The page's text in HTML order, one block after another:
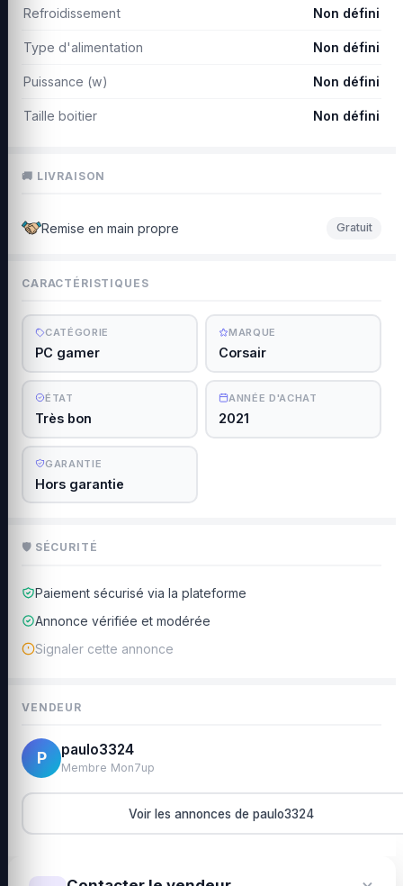
CARACTÉRISTIQUES
CATÉGORIE
PC gamer
MARQUE
Corsair
ÉTAT
Très bon
ANNÉE D'ACHAT
2021
GARANTIE
Hors garantie
🛡 SÉCURITÉ
Paiement sécurisé via la plateforme
Annonce vérifiée et modérée
Signaler cette annonce
VENDEUR
P paulo3324
Membre Mon7up
Voir les annonces de paulo3324
Refroidissement Non défini
Type d'alimentation Non défini
Puissance (w) Non défini
Taille boitier Non défini
🚚 LIVRAISON
Remise en main propre Gratuit